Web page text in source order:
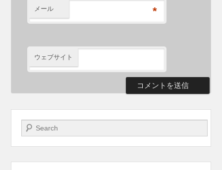
メール *
ウェブサイト
検索開始